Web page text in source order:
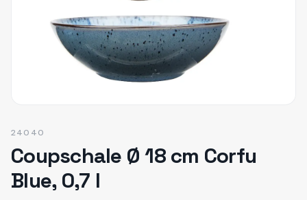
24040
Coupschale Ø 18 cm Corfu
Blue, 0,7 l